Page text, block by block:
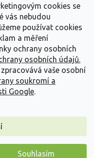
cookies se
vás nebudou
používat cookies
a měření
ochrany osobních
osobních údajů.
vaše osobní
soukromí a
Google.
Souhlasím
. Všechna práva